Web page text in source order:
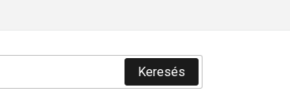
Keresés